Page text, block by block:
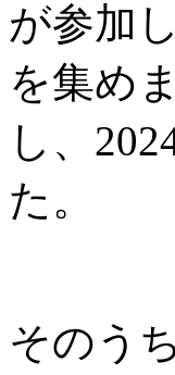
が参加
を集め
し、
た。
そのう